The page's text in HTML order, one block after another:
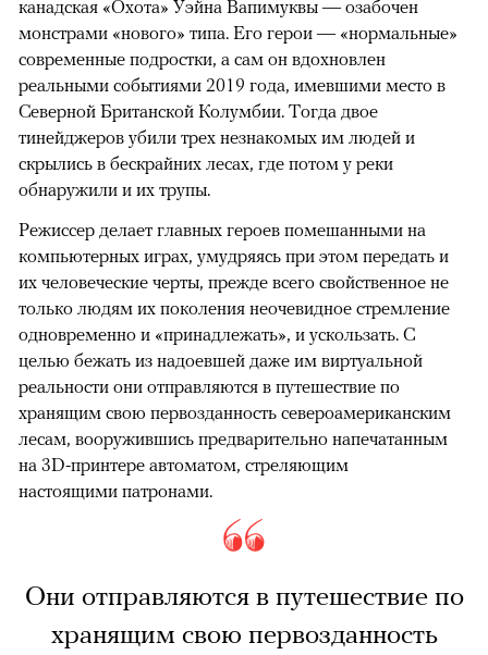
канадская «Охота» Уэйна Вапимуквы — озабочен
монстрами «нового» типа. Его герои — «нормальные»
современные подростки, а сам он вдохновлен
реальными событиями 2019 года, имевшими место в
Северной Британской Колумбии. Тогда двое
тинейджеров убили трех незнакомых им людей и
скрылись в бескрайних лесах, где потом у реки
обнаружили и их трупы.
Режиссер делает главных героев помешанными на
компьютерных играх, умудряясь при этом передать и
их человеческие черты, прежде всего свойственное не
только людям их поколения неочевидное стремление
одновременно и «принадлежать», и ускользать. С
целью бежать из надоевшей даже им виртуальной
реальности они отправляются в путешествие по
хранящим свою первозданность североамериканским
лесам, вооружившись предварительно напечатанным
на 3D-принтере автоматом, стреляющим
настоящими патронами.
Они отправляются в путешествие по
хранящим свою первозданность